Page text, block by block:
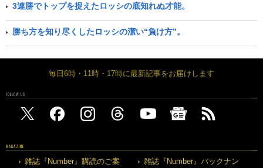
3連勝でトップを捉えたロッシの底知れぬ才能。
勝ち方を知り尽くしたロッシの潔い“負け方”。
毎日6時・11時・17時に最新記事をお届けします
FOLLOW US
MAGAZINE
雑誌『Number』購読のご案
雑誌『Number』バックナン